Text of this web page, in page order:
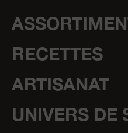
RECETTES
ARTISANAT
UNIVERS DE